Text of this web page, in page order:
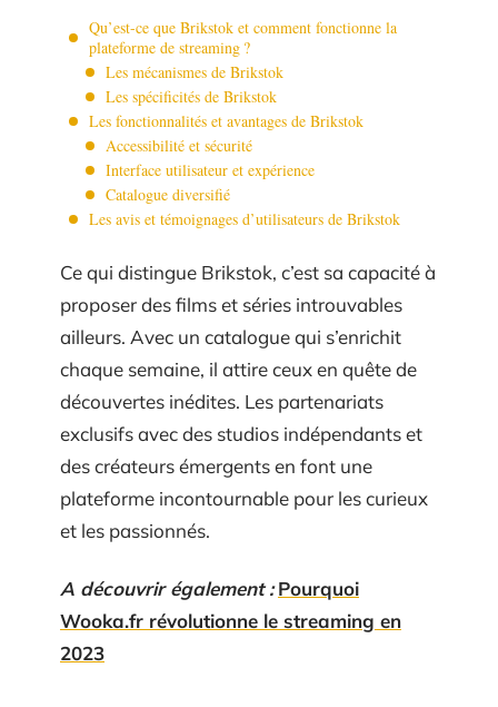
Qu’est-ce que Brikstok et comment fonctionne la
plateforme de streaming ?
Les mécanismes de Brikstok
Les spécificités de Brikstok
Les fonctionnalités et avantages de Brikstok
Accessibilité et sécurité
Interface utilisateur et expérience
Catalogue diversifié
Les avis et témoignages d’utilisateurs de Brikstok
Ce qui distingue Brikstok, c’est sa capacité à
proposer des films et séries introuvables
ailleurs. Avec un catalogue qui s’enrichit
chaque semaine, il attire ceux en quête de
découvertes inédites. Les partenariats
exclusifs avec des studios indépendants et
des créateurs émergents en font une
plateforme incontournable pour les curieux
et les passionnés.
A découvrir également : Pourquoi
Wooka.fr révolutionne le streaming en
2023